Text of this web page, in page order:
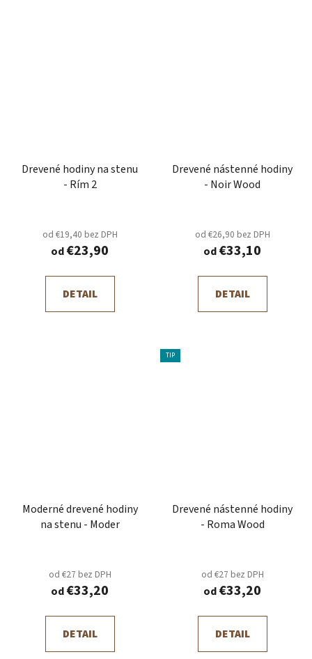
Drevené hodiny na stenu
- Rím 2
od €19,40 bez DPH
od€23,90
DETAIL
Drevené nástenné hodiny
- Noir Wood
od €26,90 bez DPH
od€33,10
DETAIL
Moderné drevené hodiny
na stenu - Moder
od €27 bez DPH
od€33,20
DETAIL
TIP
Drevené nástenné hodiny
- Roma Wood
od €27 bez DPH
od€33,20
DETAIL